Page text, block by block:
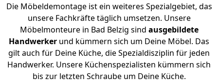
Die Möbeldemontage ist ein weiteres Spezialgebiet, das
unsere Fachkräfte täglich umsetzen. Unsere
Möbelmonteure in Bad Belzig sind ausgebildete
Handwerker und kümmern sich um Deine Möbel. Das
gilt auch für Deine Küche, die Spezialdisziplin für jeden
Handwerker. Unsere Küchenspezialisten kümmern sich
bis zur letzten Schraube um Deine Küche.